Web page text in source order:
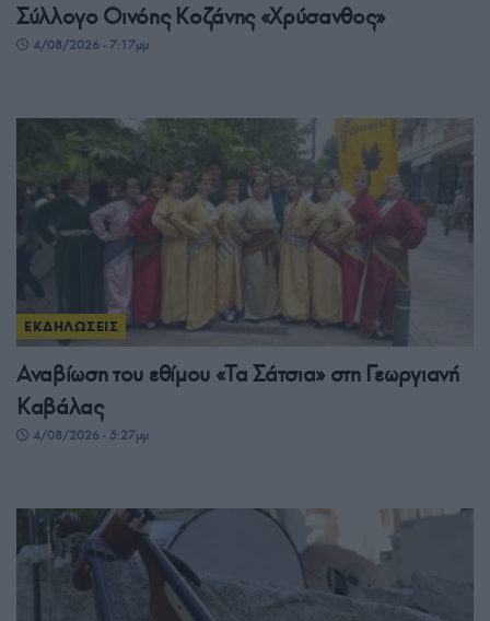
Σύλλογο Οινόης Κοζάνης «Χρύσανθος»
4/08/2026 - 7:17μμ
ΕΚΔΗΛΩΣΕΙΣ
Αναβίωση του εθίμου «Τα Σάτσια» στη Γεωργιανή
Καβάλας
4/08/2026 - 5:27μμ